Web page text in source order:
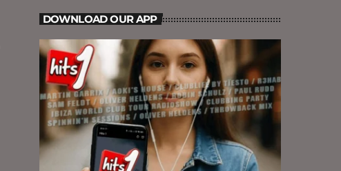
DOWNLOAD OUR APP